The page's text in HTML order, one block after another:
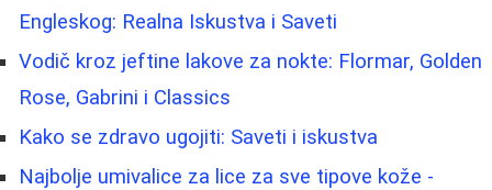
Engleskog: Realna Iskustva i Saveti
Vodič kroz jeftine lakove za nokte: Flormar, Golden
Rose, Gabrini i Classics
Kako se zdravo ugojiti: Saveti i iskustva
Najbolje umivalice za lice za sve tipove kože -